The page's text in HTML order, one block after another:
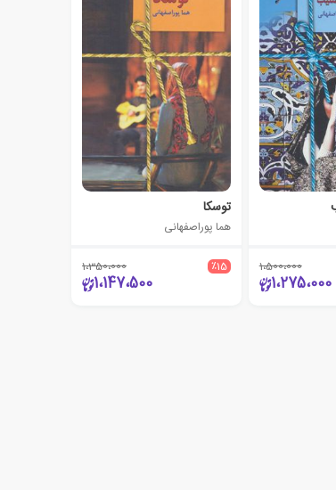
1،500،000
1،275،000
توسکا
هما پوراصفهانی
٪15 1،350،000
1،147،500